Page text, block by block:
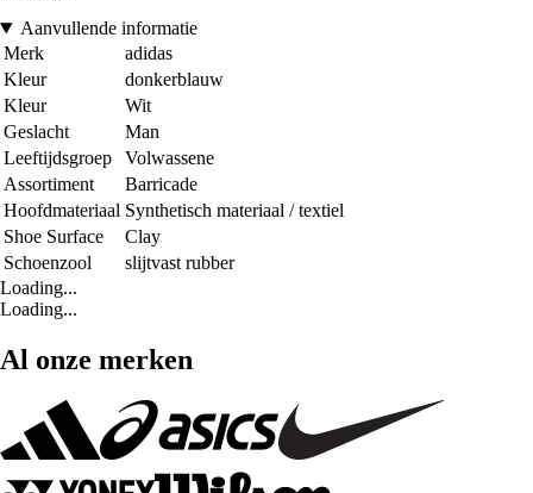
Aanvullende informatie
Merk
adidas
Kleur
donkerblauw
Kleur
Wit
Geslacht
Man
Leeftijdsgroep
Volwassene
Assortiment
Barricade
Hoofdmateriaal Synthetisch materiaal / textiel
Shoe Surface
Clay
Schoenzool
slijtvast rubber
Loading...
Loading...
Al onze merken